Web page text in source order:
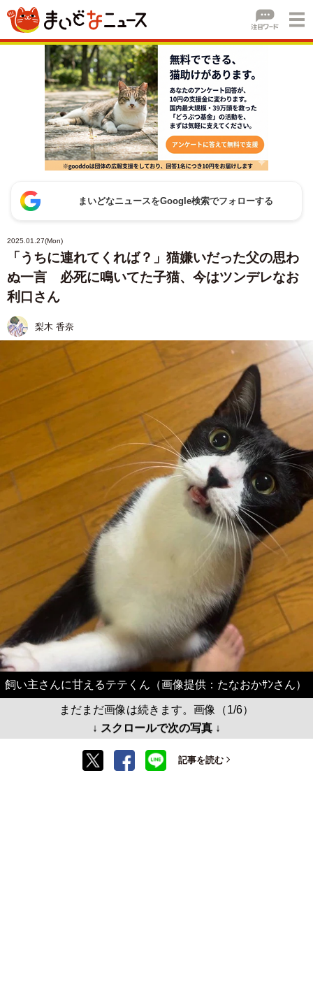
まいどなニュースをGoogle検索でフォローする
2025.01.27(Mon)
「うちに連れてくれば？」猫嫌いだった父の思わ
ぬ一言 必死に鳴いてた子猫、今はツンデレなお
利口さん
梨木 香奈
飼い主さんに甘えるテテくん（画像提供：たなおかｻﾝさん）
まだまだ画像は続きます。画像（1/6）
↓ スクロールで次の写真 ↓
記事を読む